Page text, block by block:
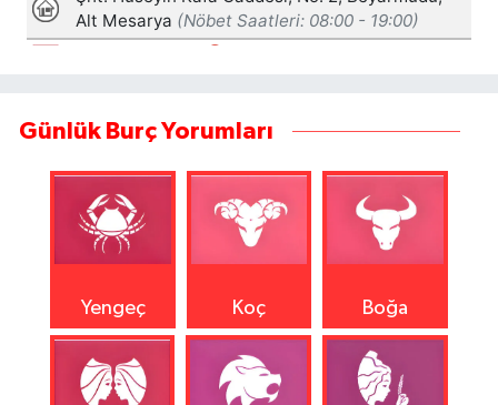
Günlük Burç Yorumları
Yengeç Koç Boğa